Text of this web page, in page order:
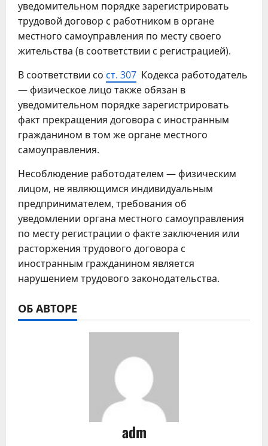
уведомительном порядке зарегистрировать
трудовой договор с работником в органе
местного самоуправления по месту своего
жительства (в соответствии с регистрацией).
В соответствии со ст. 307 Кодекса работодатель
— физическое лицо также обязан в
уведомительном порядке зарегистрировать
факт прекращения договора с иностранным
гражданином в том же органе местного
самоуправления.
Несоблюдение работодателем — физическим
лицом, не являющимся индивидуальным
предпринимателем, требования об
уведомлении органа местного самоуправления
по месту регистрации о факте заключения или
расторжения трудового договора с
иностранным гражданином является
нарушением трудового законодательства.
ОБ АВТОРЕ
adm